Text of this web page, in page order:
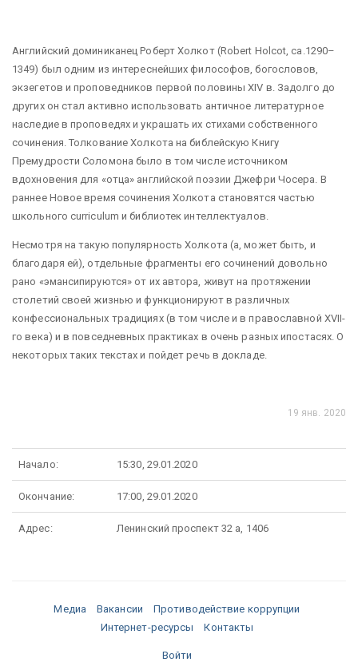
Английский доминиканец Роберт Холкот (Robert Holcot, ca.1290–
1349) был одним из интереснейших философов, богословов,
экзегетов и проповедников первой половины XIV в. Задолго до
других он стал активно использовать античное литературное
наследие в проповедях и украшать их стихами собственного
сочинения. Толкование Холкота на библейскую Книгу
Премудрости Соломона было в том числе источником
вдохновения для «отца» английской поэзии Джефри Чосера. В
раннее Новое время сочинения Холкота становятся частью
школьного curriculum и библиотек интеллектуалов.
Несмотря на такую популярность Холкота (а, может быть, и
благодаря ей), отдельные фрагменты его сочинений довольно
рано «эмансипируются» от их автора, живут на протяжении
столетий своей жизнью и функционируют в различных
конфессиональных традициях (в том числе и в православной XVII-
го века) и в повседневных практиках в очень разных ипостасях. О
некоторых таких текстах и пойдет речь в докладе.
19 янв. 2020
Начало: 15:30, 29.01.2020
Окончание: 17:00, 29.01.2020
Адрес: Ленинский проспект 32 а, 1406
Медиа Вакансии
Противодействие коррупции
Интернет-ресурсы
Контакты
Войти